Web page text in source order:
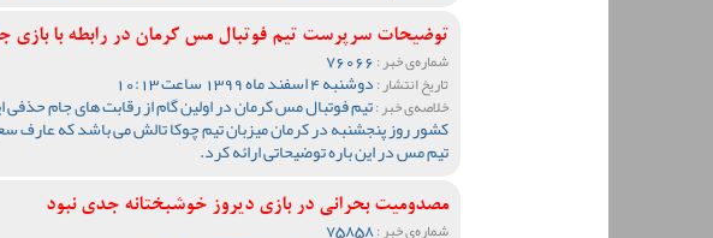
توضیحات سرپرست تیم فوتبال مس کرمان در رابطه با
شماره‌ی خبر :
تاریخ انتشار :دوشنبه 4 اسفند ماه 1399 ساعت 10:13
خلاصه‌ی خبر :تیم فوتبال مس کرمان در اولین گام از رقابت های جام
کشور روز پنجشنبه در کرمان میزبان تیم چوکا تالش می باشد که
تیم مس در این باره توضیحاتی ارائه کرد.
مصدومیت بحرانی در بازی دیروز خوشبختانه جدی نبود
شماره‌ی خبر :75858